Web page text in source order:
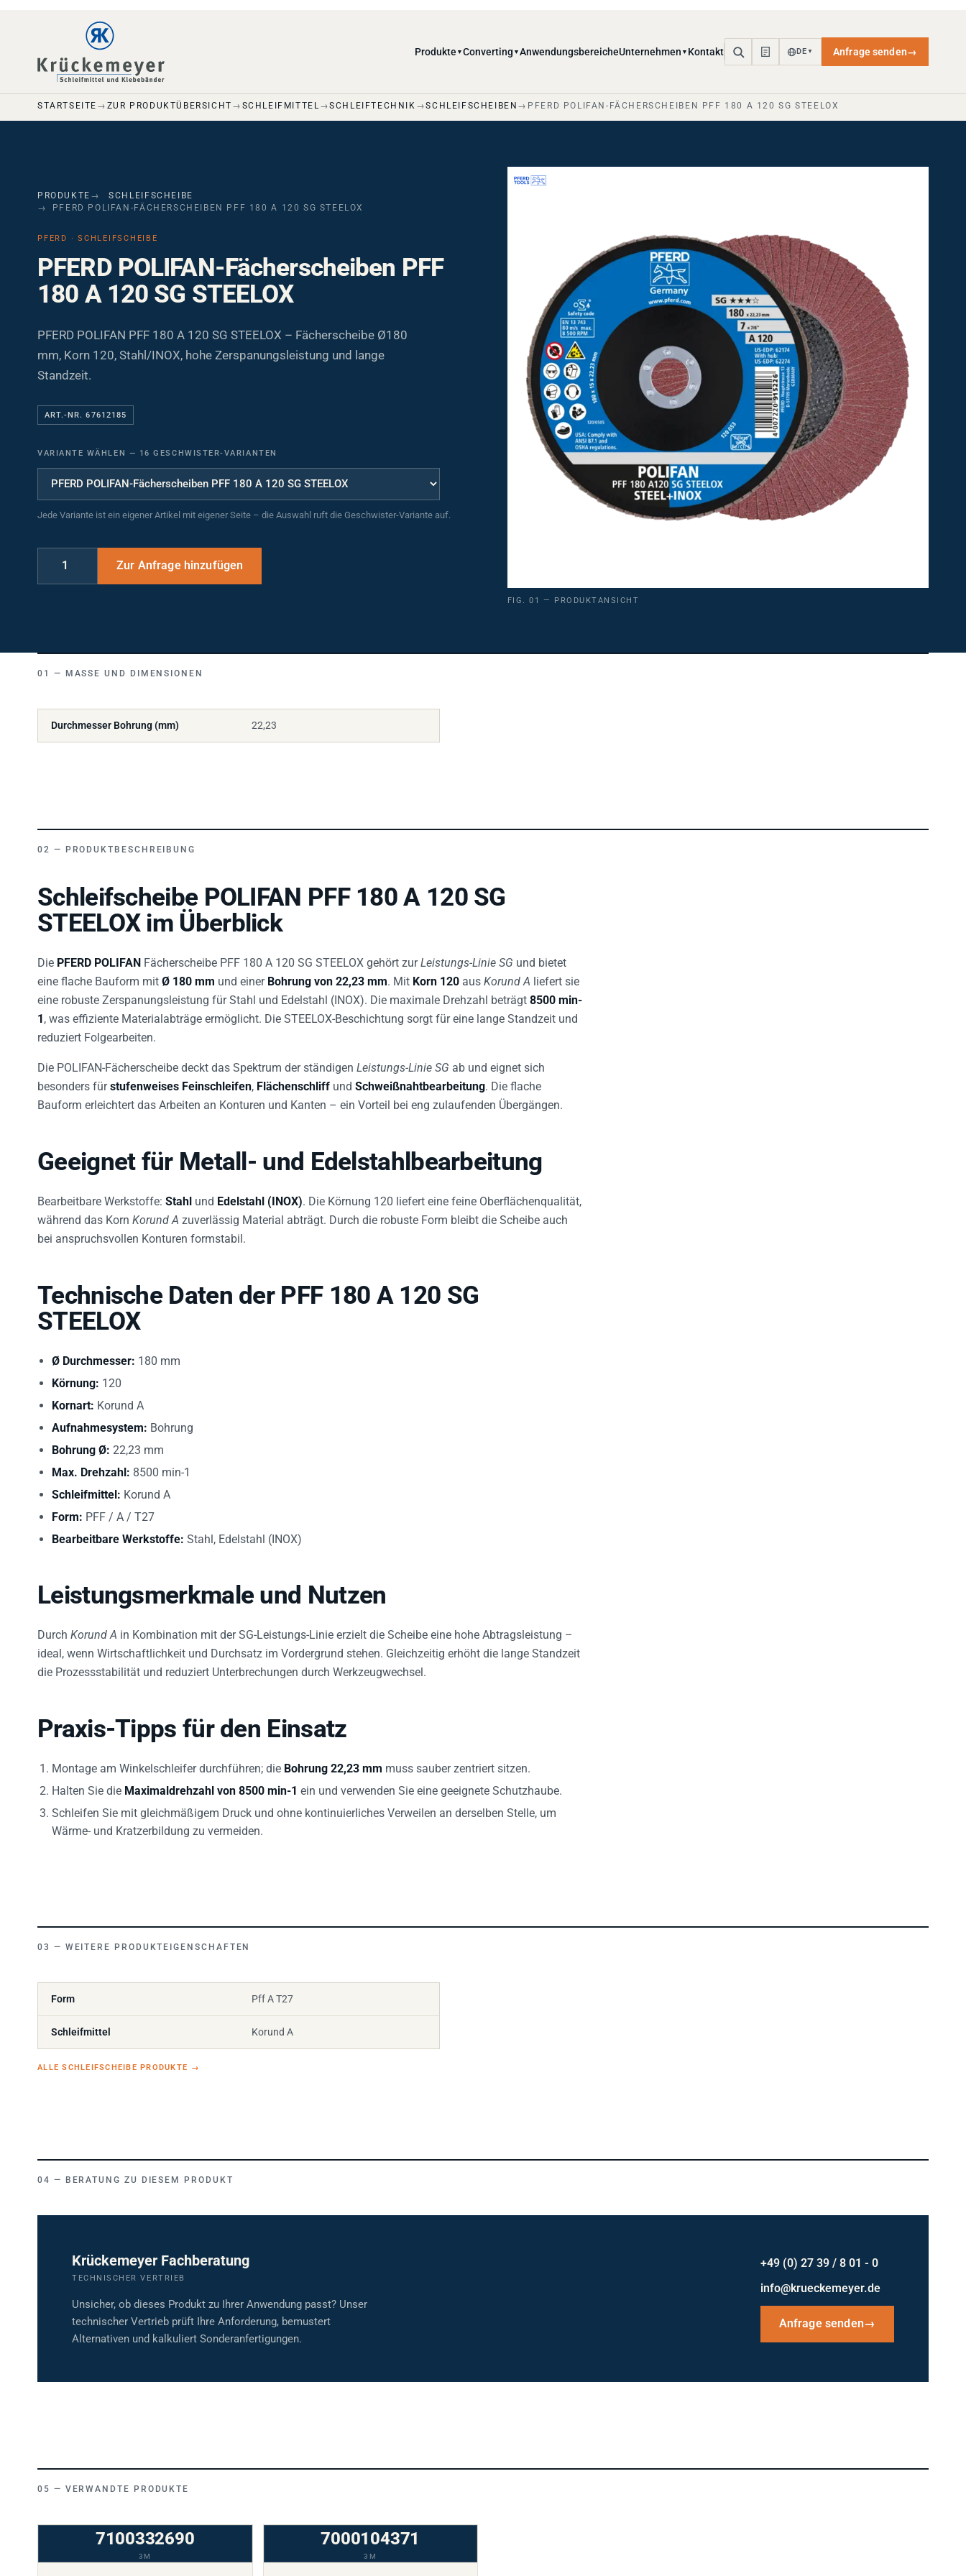
Kontakt DE
STARTSEITE ZUR PRODUKTÜBERSICHT SCHLEIFMITTEL SCHLEIFTECHNIK SCHLEIFSCHEIBEN PFERD POLIFAN-FÄCHERSCHEIBEN PFF 180 A 120 SG STEELOX
PFERD POLIFAN-FÄCHERSCHEIBEN PFF 180 A 120 SG STEELOX
PFERD POLIFAN-Fächerscheiben PFF
180 A 120 SG STEELOX
PFERD POLIFAN PFF 180 A 120 SG STEELOX – Fächerscheibe Ø180
mm, Korn 120, Stahl/INOX, hohe Zerspanungsleistung und lange
Standzeit.
ART.-NR. 67612185
VARIANTE WÄHLEN
Jede Variante ist ein eigener Artikel mit eigener Seite – die Auswahl ruft die Geschwister-Variante auf.
MASSE UND DIMENSIONEN
Durchmesser Bohrung (mm) 22,23
PRODUKTBESCHREIBUNG
Schleifscheibe POLIFAN PFF 180 A 120 SG
STEELOX im Überblick
Die PFERD POLIFAN Fächerscheibe PFF 180 A 120 SG STEELOX gehört zur Leistungs-Linie SG und bietet
eine flache Bauform mit Ø 180 mm und einer Bohrung von 22,23 mm . Mit Korn 120 aus Korund A liefert sie
eine robuste Zerspanungsleistung für Stahl und Edelstahl (INOX). Die maximale Drehzahl beträgt 8500 min-
1 , was effiziente Materialabträge ermöglicht. Die STEELOX-Beschichtung sorgt für eine lange Standzeit und
reduziert Folgearbeiten.
Die POLIFAN-Fächerscheibe deckt das Spektrum der ständigen Leistungs-Linie SG ab und eignet sich
besonders für stufenweises Feinschleifen Flächenschliff und Schweißnahtbearbeitung . Die flache
Bauform erleichtert das Arbeiten an Konturen und Kanten – ein Vorteil bei eng zulaufenden Übergängen.
Geeignet für Metall- und Edelstahlbearbeitung
Bearbeitbare Werkstoffe: Stahl und Edelstahl (INOX) . Die Körnung 120 liefert eine feine Oberflächenqualität,
während das Korn Korund A zuverlässig Material abträgt. Durch die robuste Form bleibt die Scheibe auch
bei anspruchsvollen Konturen formstabil.
Technische Daten der PFF 180 A 120 SG
STEELOX
Ø Durchmesser: 180 mm
Körnung: 120
Kornart: Korund A
Aufnahmesystem: Bohrung
Bohrung Ø: 22,23 mm
Max. Drehzahl: 8500 min-1
Schleifmittel: Korund A
Form: PFF / A / T27
Bearbeitbare Werkstoffe: Stahl, Edelstahl (INOX)
Leistungsmerkmale und Nutzen
Durch Korund A in Kombination mit der SG-Leistungs-Linie erzielt die Scheibe eine hohe Abtragsleistung –
ideal, wenn Wirtschaftlichkeit und Durchsatz im Vordergrund stehen. Gleichzeitig erhöht die lange Standzeit
die Prozessstabilität und reduziert Unterbrechungen durch Werkzeugwechsel.
Praxis-Tipps für den Einsatz
Montage am Winkelschleifer durchführen; die Bohrung 22,23 mm muss sauber zentriert sitzen.
Halten Sie die Maximaldrehzahl von 8500 min-1 ein und verwenden Sie eine geeignete Schutzhaube.
Schleifen Sie mit gleichmäßigem Druck und ohne kontinuierliches Verweilen an derselben Stelle, um
Wärme- und Kratzerbildung zu vermeiden.
WEITERE PRODUKTEIGENSCHAFTEN
Form Pff A T27
Schleifmittel Korund A
BERATUNG ZU DIESEM PRODUKT
Krückemeyer Fachberatung
Unsicher, ob dieses Produkt zu Ihrer Anwendung passt? Unser
technischer Vertrieb prüft Ihre Anforderung, bemustert
Alternativen und kalkuliert Sonderanfertigungen.
+49 (0) 27 39 / 8 01 - 0
info@krueckemeyer.de
Anfrage senden
VERWANDTE PRODUKTE
7100332690 7000104371